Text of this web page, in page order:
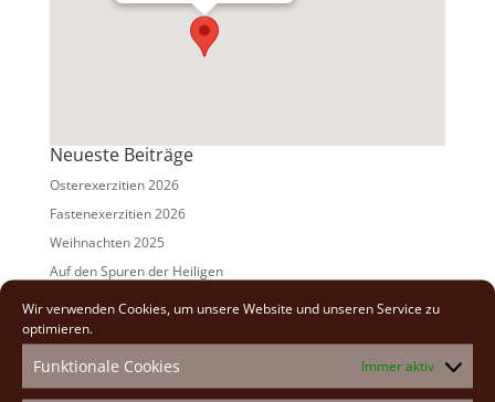
Wir verwenden Cookies, um unsere Website und unseren Service zu
optimieren.
Funktionale Cookies Immer aktiv
Neueste Beiträge
Osterexerzitien 2026
Fastenexerzitien 2026
Weihnachten 2025
Auf den Spuren der Heiligen
Adventexerzitien 2025
2026(2)